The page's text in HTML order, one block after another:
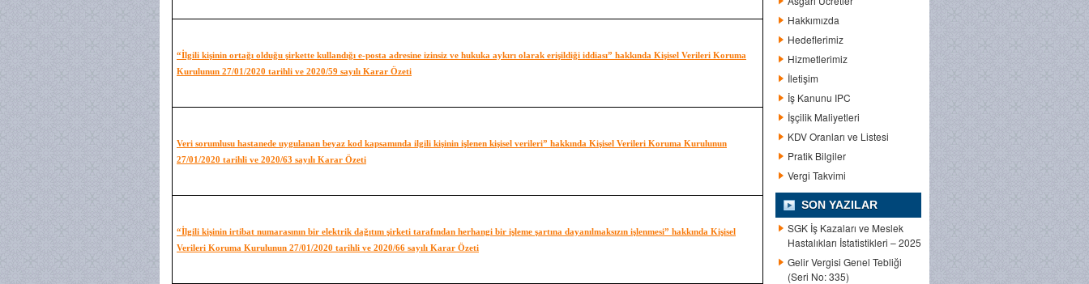
“İlgili kişinin ortağı olduğu şirkette kullandığı e-posta adresine izinsiz ve hukuka aykırı olarak erişildiği iddiası” hakkında Kişisel Verileri Koruma
Kurulunun 27/01/2020 tarihli ve 2020/59 sayılı Karar Özeti
Veri sorumlusu hastanede uygulanan beyaz kod kapsamında ilgili kişinin işlenen kişisel verileri” hakkında Kişisel Verileri Koruma Kurulunun
27/01/2020 tarihli ve 2020/63 sayılı Karar Özeti
“İlgili kişinin irtibat numarasının bir elektrik dağıtım şirketi tarafından herhangi bir işleme şartına dayanılmaksızın işlenmesi” hakkında Kişisel
Verileri Koruma Kurulunun 27/01/2020 tarihli ve 2020/66 sayılı Karar Özeti
Hakkımızda
Hedeflerimiz
Hizmetlerimiz
İletişim
İş Kanunu IPC
İşçilik Maliyetleri
KDV Oranları ve Listesi
Pratik Bilgiler
Vergi Takvimi
SON YAZILAR
SGK İş Kazaları ve Meslek
Hastalıkları İstatistikleri – 2025
Gelir Vergisi Genel Tebliği
(Seri No: 335)